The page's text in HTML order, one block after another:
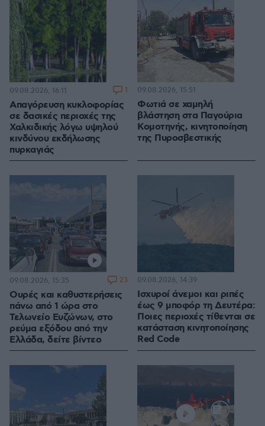
Απαγόρευση κυκλοφορίας
σε δασικές περιοχές της
Χαλκιδικής λόγω υψηλού
κινδύνου εκδήλωσης
πυρκαγιάς
09.08.2026, 16:11 1
Φωτιά σε χαμηλή
βλάστηση στα Παγούρια
Κομοτηνής, κινητοποίηση
της Πυροσβεστικής
09.08.2026, 15:51
Ουρές και καθυστερήσεις
πάνω από 1 ώρα στο
Τελωνείο Ευζώνων, στο
ρεύμα εξόδου από την
Ελλάδα, δείτε βίντεο
09.08.2026, 15:35 23
Ισχυροί άνεμοι και ριπές
έως 9 μποφόρ τη Δευτέρα:
Ποιες περιοχές τίθενται σε
κατάσταση κινητοποίησης
Red Code
09.08.2026, 14:39